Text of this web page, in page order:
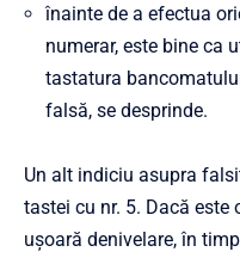
înainte de a efectua
numerar, este bine ca
tastatura
falsă, se desprinde.
Un alt indiciu asupra
tastei cu nr. 5. Dacă
ușoară denivelare, în